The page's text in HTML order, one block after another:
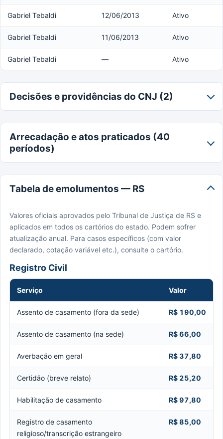
Gabriel Tebaldi 12/06/2013 Ativo
Gabriel Tebaldi 11/06/2013 Ativo
Gabriel Tebaldi — Ativo
Decisões e providências do CNJ (2)
Arrecadação e atos praticados (40
períodos)
Tabela de emolumentos — RS
Valores oficiais aprovados pelo Tribunal de Justiça de RS e
aplicados em todos os cartórios do estado. Podem sofrer
atualização anual. Para casos específicos (com valor
declarado, cotação variável etc.), consulte o cartório.
Registro Civil
Serviço Valor
Assento de casamento (fora da sede) R$ 190,00
Assento de casamento (na sede) R$ 66,00
Averbação em geral R$ 37,80
Certidão (breve relato) R$ 25,20
Habilitação de casamento R$ 97,80
Registro de casamento
religioso/transcrição estrangeiro
R$ 85,00